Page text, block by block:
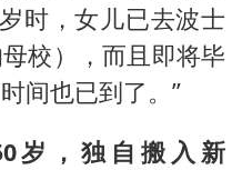
时，女儿已去波士
校），而且即将毕
间也已到了。”
岁，独自搬入新